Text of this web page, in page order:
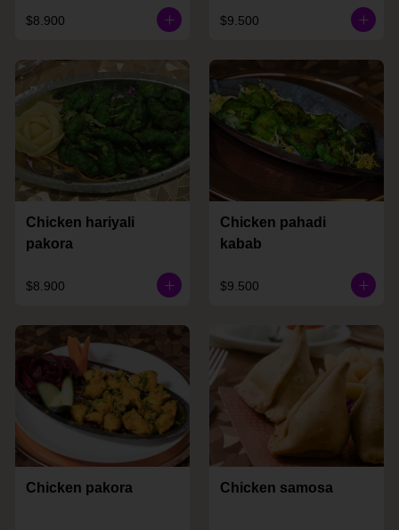
$8.900 $9.500
Chicken hariyali
pakora
$8.900
Chicken pahadi
kabab
$9.500
Chicken pakora Chicken samosa